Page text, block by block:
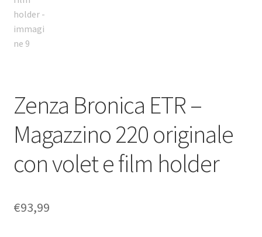
Zenza Bronica ETR –
Magazzino 220 originale
con volet e film holder
€93,99